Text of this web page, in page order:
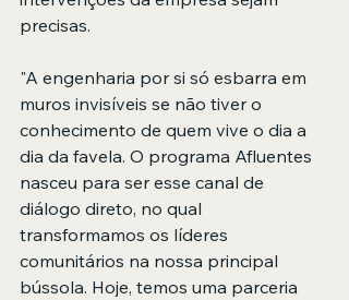
precisas.
"A engenharia por si só esbarra em
muros invisíveis se não tiver o
conhecimento de quem vive o dia a
dia da favela. O programa Afluentes
nasceu para ser esse canal de
diálogo direto, no qual
transformamos os líderes
comunitários na nossa principal
bússola. Hoje, temos uma parceria